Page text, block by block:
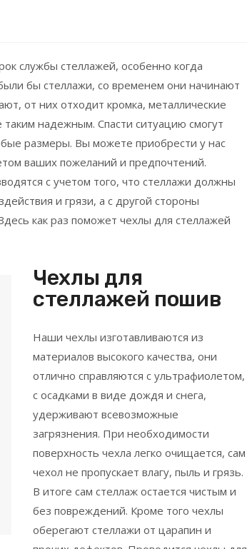
службы стеллажей, особенно когда
бы стеллажи, со временем они начинают
от них отходит кромка, металлические
надежным. Спасти ситуацию смогут
размеры. Вы можете приобрести у нас
ваших пожеланий и предпочтений.
с учетом того, что стеллажи должны
и грязи, а с другой стороны
как раз поможет чехлы для стеллажей
Чехлы для
стеллажей пошив
Наши чехлы изготавливаются из
материалов высокого качества, они
отлично справляются с ультрафиолетом,
с осадками в виде дождя и снега,
удерживают всевозможные
загрязнения. При необходимости
поверхность чехла легко очищается, сам
чехол не пропускает влагу, пыль и грязь.
В итоге сам стеллаж остается чистым и
без повреждений. Кроме того чехлы
оберегают стеллажи от царапин и